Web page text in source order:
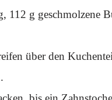
112 g geschmolzene
über den